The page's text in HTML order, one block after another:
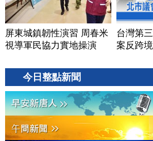
屏東城鎮韌性演習 周春米
視導軍民協力實地操演
台灣第
案反跨
今日整點新聞